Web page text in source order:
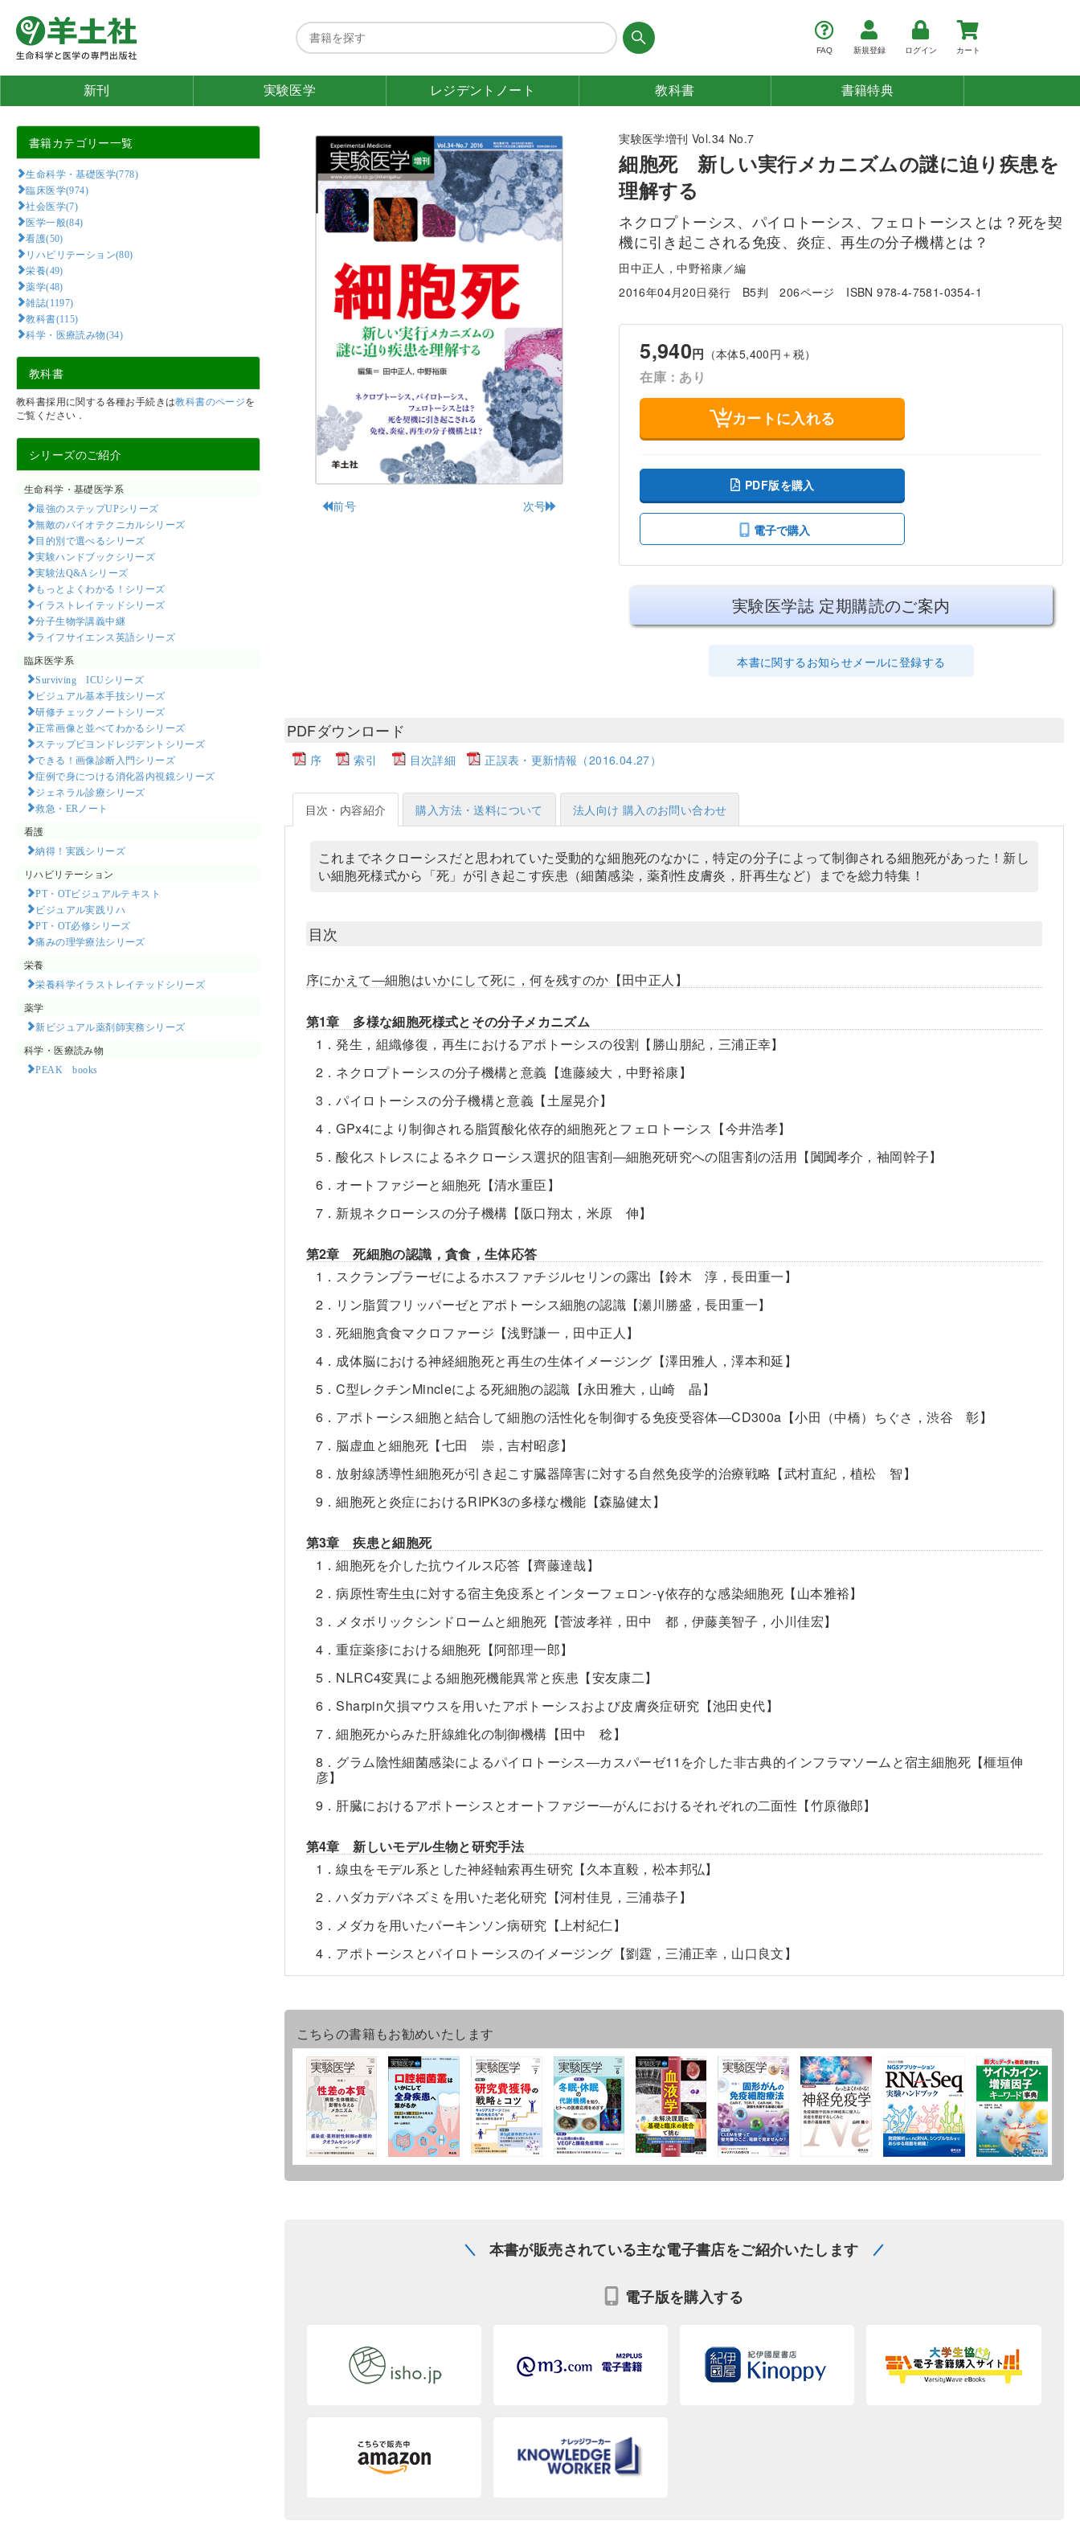
FAQ 新規登録 ログイン カート
新刊 実験医学 レジデント ノート 教科書 書籍特典
書籍カテゴリー一覧
生命科学・基礎医学(778)
臨床医学(974)
社会医学(7)
医学一般(84)
看護(50)
リハビリテーション(80)
栄養(49)
薬学(48)
雑誌(1197)
教科書(115)
科学・医療読み物(34)
教科書
教科書採用に関する各種お手続きは教科書のページを
ご覧ください．
シリーズのご紹介
生命科学・基礎医学系
最強のステップUPシリーズ
無敵のバイオテクニカルシリーズ
目的別で選べるシリーズ
実験ハンドブックシリーズ
実験法Q&Aシリーズ
もっとよくわかる！シリーズ
イラストレイテッドシリーズ
分子生物学講義中継
ライフサイエンス英語シリーズ
臨床医学系
Surviving ICUシリーズ
ビジュアル基本手技シリーズ
研修チェックノートシリーズ
正常画像と並べてわかるシリーズ
ステップビヨンドレジデントシリーズ
できる！画像診断入門シリーズ
症例で身につける消化器内視鏡シリーズ
ジェネラル診療シリーズ
救急・ERノート
看護
納得！実践シリーズ
リハビリテーション
PT・OTビジュアルテキスト
ビジュアル実践リハ
PT・OT必修シリーズ
痛みの理学療法シリーズ
栄養
栄養科学イラストレイテッドシリーズ
薬学
新ビジュアル薬剤師実務シリーズ
科学・医療読み物
PEAK books​
前号 次号
実験医学増刊 Vol.34 No.7
細胞死 新しい実行メカニズムの謎に迫り疾患を
理解する
ネクロプトーシス、パイロトーシス、フェロトーシスとは？死を契
機に引き起こされる免疫、炎症、再生の分子機構とは？
田中正人，中野裕康／編
2016年04月20日発行
B5判 206ページ ISBN 978-4-7581-0354-1
5,940円 （本体5,400円＋税）
在庫：あり
カートに入れる
PDF版を購入
電子で購入
実験医学誌 定期購読のご案内
本書に関するお知らせメールに登録する
PDFダウンロード
序 索引 目次詳細 正誤表・更新情報（2016.04.27）
目次・内容紹介 購入方法・送料について 法人向け 購入のお問い合わせ
これまでネクローシスだと思われていた受動的な細胞死のなかに，特定の分子によって制御される細胞死があった！新し
い細胞死様式から「死」が引き起こす疾患（細菌感染，薬剤性皮膚炎，肝再生など）までを総力特集！
目次
序にかえて―細胞はいかにして死に，何を残すのか【田中正人】
第1章 多様な細胞死様式とその分子メカニズム
1．発生，組織修復，再生におけるアポトーシスの役割【勝山朋紀，三浦正幸】
2．ネクロプトーシスの分子機構と意義【進藤綾大，中野裕康】
3．パイロトーシスの分子機構と意義【土屋晃介】
4．GPx4により制御される脂質酸化依存的細胞死とフェロトーシス【今井浩孝】
5．酸化ストレスによるネクローシス選択的阻害剤―細胞死研究への阻害剤の活用【闐闐孝介，袖岡幹子】
6．オートファジーと細胞死【清水重臣】
7．新規ネクローシスの分子機構【阪口翔太，米原 伸】
第2章 死細胞の認識，貪食，生体応答
1．スクランブラーゼによるホスファチジルセリンの露出【鈴木 淳，長田重一】
2．リン脂質フリッパーゼとアポトーシス細胞の認識【瀬川勝盛，長田重一】
3．死細胞貪食マクロファージ【浅野謙一，田中正人】
4．成体脳における神経細胞死と再生の生体イメージング【澤田雅人，澤本和延】
5．C型レクチンMincleによる死細胞の認識【永田雅大，山崎 晶】
6．アポトーシス細胞と結合して細胞の活性化を制御する免疫受容体―CD300a【小田（中橋）ちぐさ，渋谷 彰】
7．脳虚血と細胞死【七田 崇，吉村昭彦】
8．放射線誘導性細胞死が引き起こす臓器障害に対する自然免疫学的治療戦略【武村直紀，植松 智】
9．細胞死と炎症におけるRIPK3の多様な機能【森脇健太】
第3章 疾患と細胞死
1．細胞死を介した抗ウイルス応答【齊藤達哉】
2．病原性寄生虫に対する宿主免疫系とインターフェロン-γ依存的な感染細胞死【山本雅裕】
3．メタボリックシンドロームと細胞死【菅波孝祥，田中 都，伊藤美智子，小川佳宏】
4．重症薬疹における細胞死【阿部理一郎】
5．NLRC4変異による細胞死機能異常と疾患【安友康二】
6．Sharpin欠損マウスを用いたアポトーシスおよび皮膚炎症研究【池田史代】
7．細胞死からみた肝線維化の制御機構【田中 稔】
8．グラム陰性細菌感染によるパイロトーシス―カスパーゼ11を介した非古典的インフラマソームと宿主細胞死【榧垣伸
彦】
9．肝臓におけるアポトーシスとオートファジー―がんにおけるそれぞれの二面性【竹原徹郎】
第4章 新しいモデル生物と研究手法
1．線虫をモデル系とした神経軸索再生研究【久本直毅，松本邦弘】
2．ハダカデバネズミを用いた老化研究【河村佳見，三浦恭子】
3．メダカを用いたパーキンソン病研究【上村紀仁】
4．アポトーシスとパイロトーシスのイメージング【劉霆，三浦正幸，山口良文】
こちらの書籍もお勧めいたします
本書が販売されている主な電子書店をご紹介いたします
電子版を購入する